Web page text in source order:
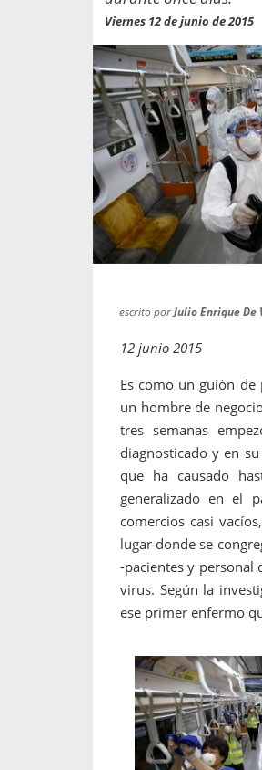
Viernes 12 de junio de 2015
escrito porJulio Enrique De
12 junio 2015
Es como un guión de
un hombre de
tres semanas
diagnosticado y en
que ha causado
generalizado en el
comercios casi
lugar donde se
-pacientes y personal
virus. Según la
ese primer enfermo
entregados por la
sobre viajes al extranjero